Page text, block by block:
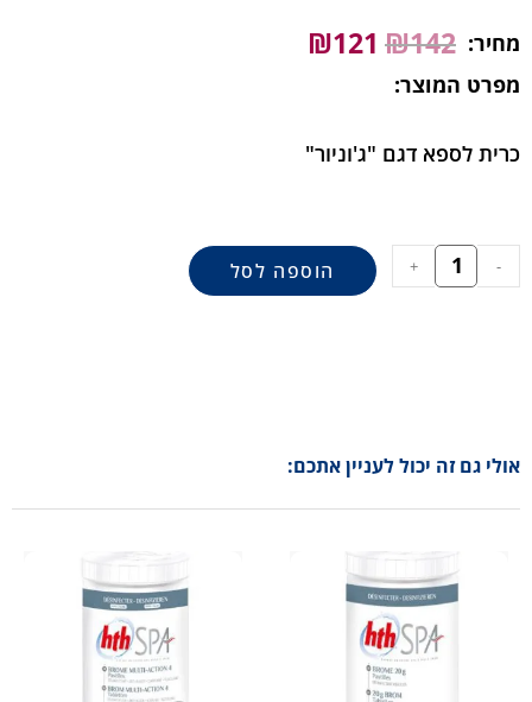
מחיר: ₪142
₪121
מפרט המוצר:
כרית לספא דגם "ג'וניור"
-
+ הוספה לסל
אולי גם זה יכול לעניין אתכם: